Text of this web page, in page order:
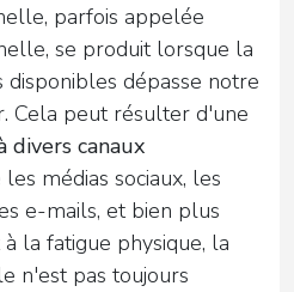
parfois appelée
se produit lorsque la
dépasse notre
Cela peut résulter d'une
divers canaux
médias sociaux, les
e-mails, et bien plus
la fatigue physique, la
n'est pas toujours